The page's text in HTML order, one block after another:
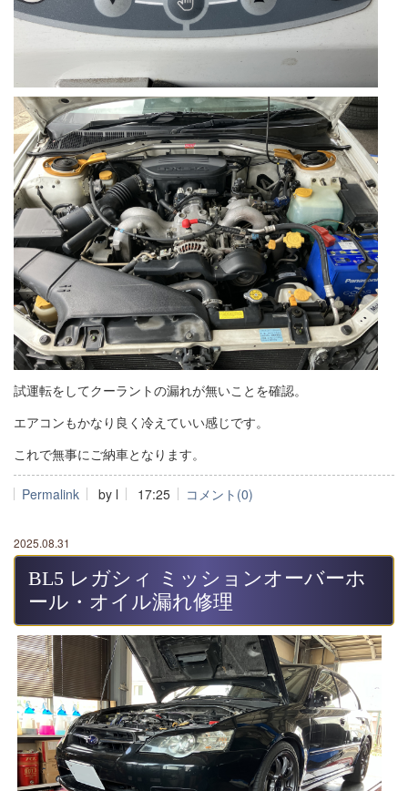
試運転をしてクーラントの漏れが無いことを確認。
エアコンもかなり良く冷えていい感じです。
これで無事にご納車となります。
Permalink by l 17:25 コメント(0)
2025.08.31
BL5 レガシィ ミッションオーバーホ
ール・オイル漏れ修理